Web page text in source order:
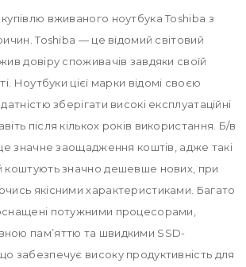
вживаного ноутбука Toshiba з
Toshiba — це відомий світовий
довіру споживачів завдяки своїй
Ноутбуки цієї марки відомі своєю
зберігати високі експлуатаційні
після кількох років використання. Б/в
значне заощадження коштів, адже такі
коштують значно дешевше нових, при
якісними характеристиками. Багато
потужними процесорами,
пам’яттю та швидкими SSD-
забезпечує високу продуктивність для